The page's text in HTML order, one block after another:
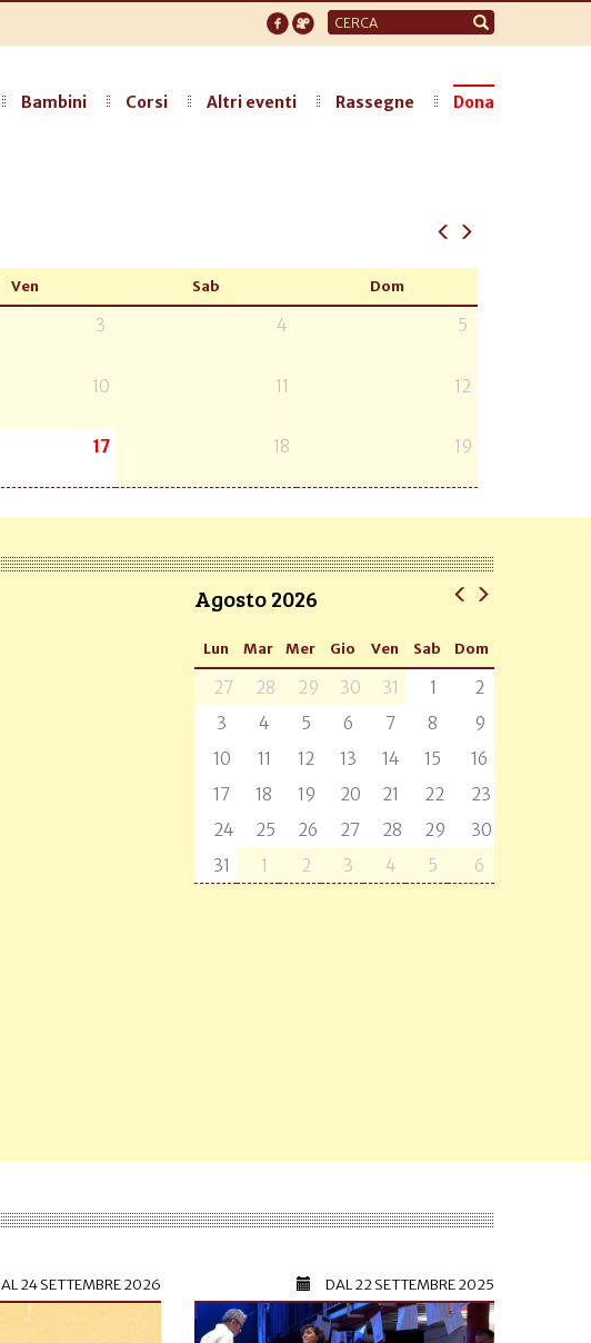
Form
di
Bambini Corsi Altri eventi Rassegne Dona
Ven Sab Dom
3 4 5
10 11 12
17 18 19
Agosto 2026
Lun Mar Mer Gio Ven Sab Dom
27 28 29 30 31 1
2
3
4 5 6 7 8
9
10
11 12 13 14 15
16
17
18 19 20 21 22
23
24
25 26 27 28 29
30
31
1 2 3 4 5 6
24 SETTEMBRE 2026 DAL22 SETTEMBRE 2025